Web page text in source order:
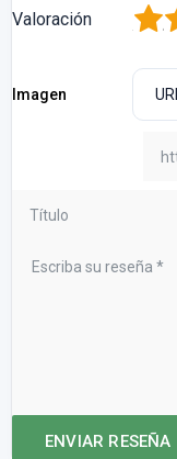
Valoración 2
Imagen